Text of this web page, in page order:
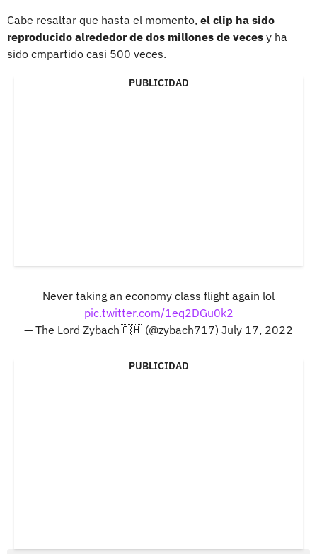
Cabe resaltar que hasta el momento, el clip ha sido
reproducido alrededor de dos millones de veces y ha
sido cmpartido casi 500 veces.
PUBLICIDAD
Never taking an economy class flight again lol
pic.twitter.com/1eq2DGu0k2
— The Lord Zybach🇨🇭 (@zybach717) July 17, 2022
PUBLICIDAD